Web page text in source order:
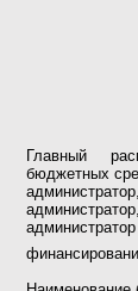
Главный
бюджетных
администратор,